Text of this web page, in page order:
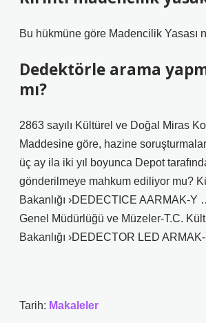
Bu hükmüne göre Madencilik Yasası
Dedektörle arama
mı?
2863 sayılı Kültürel ve Doğal Miras
Maddesine göre, hazine
üç ay ila iki yıl boyunca Depot
gönderilmeye mahkum ediliyor mu?
Bakanlığı ›DEDECTICE AARMAK-
Genel Müdürlüğü ve Müzeler-T.C.
Bakanlığı ›DEDECTOR LED
Tarih: Makaleler